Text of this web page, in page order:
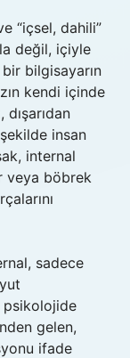
“içsel, dahili”
değil, içiyle
bilgisayarın
kendi içinde
insan
internal
veya böbrek
sadece
psikolojide
gelen,
ifade